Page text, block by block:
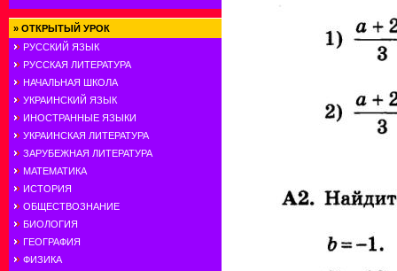
» ОТКРЫТЫЙ УРОК
РУССКИЙ ЯЗЫК
РУССКАЯ ЛИТЕРАТУРА
НАЧАЛЬНАЯ ШКОЛА
УКРАИНСКИЙ ЯЗЫК
ИНОСТРАННЫЕ ЯЗЫКИ
УКРАИНСКАЯ ЛИТЕРАТУРА
ЗАРУБЕЖНАЯ ЛИТЕРАТУРА
МАТЕМАТИКА
ИСТОРИЯ
ОБЩЕСТВОЗНАНИЕ
БИОЛОГИЯ
ГЕОГРАФИЯ
ФИЗИКА